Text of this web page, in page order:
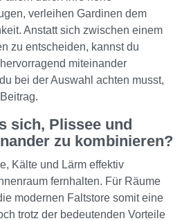
verleihen Gardinen dem
Anstatt sich zwischen einem
zu entscheiden, kannst du
miteinander
bei der Auswahl achten musst,
sich, Plissee und
zu kombinieren?
Kälte und Lärm effektiv
fernhalten. Für Räume
modernen Faltstore somit eine
trotz der bedeutenden Vorteile